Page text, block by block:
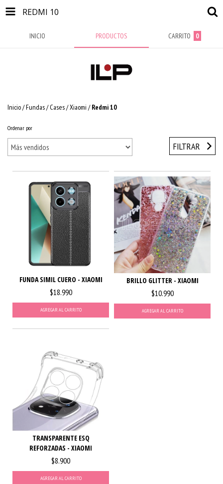
REDMI 10
INICIO PRODUCTOS CARRITO 0
Inicio/Fundas / Cases/Xiaomi / Redmi 10
Ordenar por
FILTRAR
FUNDA SIMIL CUERO - XIAOMI
$18.990
AGREGAR AL CARRITO
BRILLO GLITTER - XIAOMI
$10.990
AGREGAR AL CARRITO
TRANSPARENTE ESQ
REFORZADAS - XIAOMI
$8.900
AGREGAR AL CARRITO